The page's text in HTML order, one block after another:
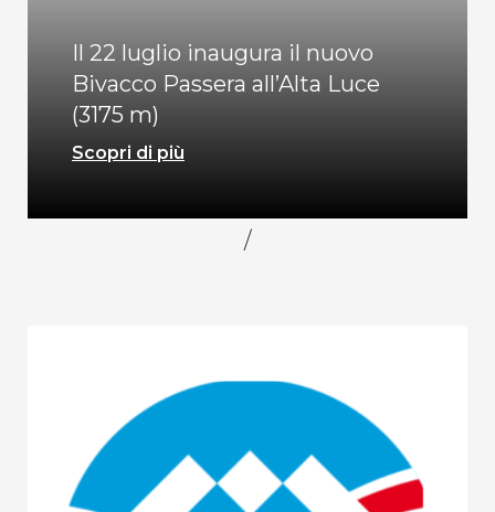
Il 22 luglio inaugura il nuovo
Bivacco Passera all’Alta Luce
(3175 m)
Scopri di più
/